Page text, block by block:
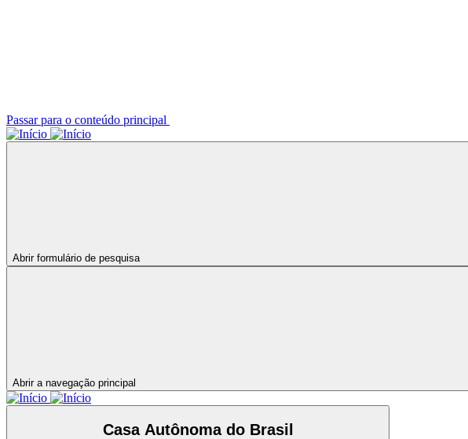
Passar para o conteúdo principal
Abrir formulário de pesquisa
Abrir a navegação principal
Casa Autônoma do Brasil